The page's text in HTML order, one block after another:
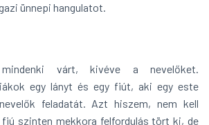
ünnepi hangulatot.
várt, kivéve a nevelőket.
egy lányt és egy fiút, aki egy este
feladatát. Azt hiszem, nem kell
fiú szinten mekkora felfordulás tört ki, de